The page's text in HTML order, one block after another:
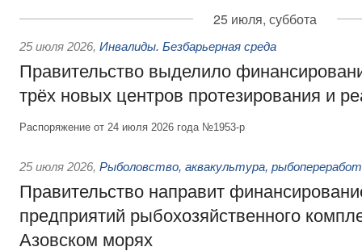
25 июля, суббота
25 июля 2026, Инвалиды. Безбарьерная среда
Правительство выделило
трёх новых центров протезирования и
Распоряжение от 24 июля 2026 года №1953-р
25 июля 2026, Рыболовство, аквакультура,
Правительство направит
предприятий рыбохозяйственного
Азовском морях